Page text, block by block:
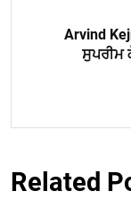
Arvind
ਸੁਪਰੀਮ
Related